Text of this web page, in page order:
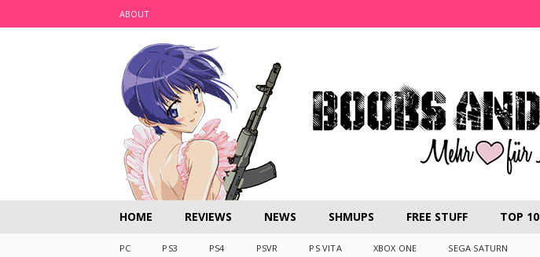
ABOUT
HOME REVIEWS NEWS SHMUPS FREE STUFF TOP 10
PC PS3 PS4 PSVR PS VITA XBOX ONE SEGA SATURN